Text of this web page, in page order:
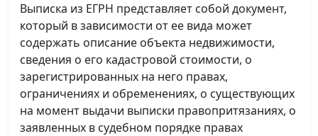
Выписка из ЕГРН представляет собой документ,
который в зависимости от ее вида может
содержать описание объекта недвижимости,
сведения о его кадастровой стоимости, о
зарегистрированных на него правах,
ограничениях и обременениях, о существующих
на момент выдачи выписки правопритязаниях, о
заявленных в судебном порядке правах